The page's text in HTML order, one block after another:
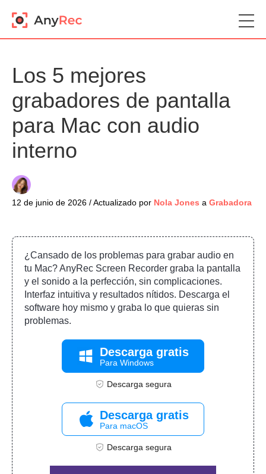
Los 5 mejores
grabadores de pantalla
para Mac con audio
interno
12 de junio de 2026 / Actualizado por Nola Jones a Grabadora
¿Cansado de los problemas para grabar audio en
tu Mac? AnyRec Screen Recorder graba la pantalla
y el sonido a la perfección, sin complicaciones.
Interfaz intuitiva y resultados nítidos. Descarga el
software hoy mismo y graba lo que quieras sin
problemas.
Descarga gratis
Para Windows
Descarga segura
Descarga gratis
Para macOS
Descarga segura